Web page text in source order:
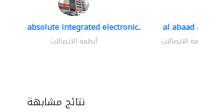
absolute integrated electronic..
أنظمة الاتصالات
al abaad al..
أنظمة الاتصالات
نتائج مشابهة